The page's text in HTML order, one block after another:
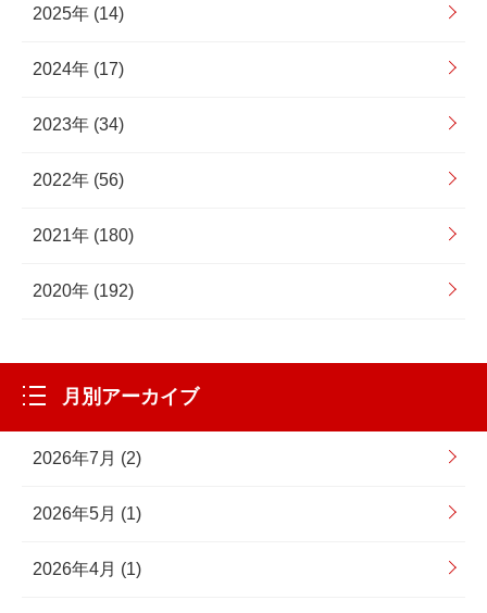
2025年 (14)
2024年 (17)
2023年 (34)
2022年 (56)
2021年 (180)
2020年 (192)
月別アーカイブ
2026年7月 (2)
2026年5月 (1)
2026年4月 (1)